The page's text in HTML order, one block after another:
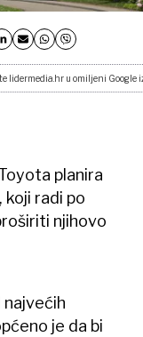
lidermedia.hr u omiljeni Google
planira
koji radi po
njihovo
najvećih
je da bi